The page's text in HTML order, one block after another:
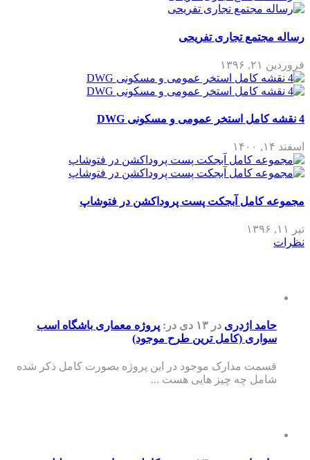
رساله مجتمع تجاری تفریحی
فروردین ۲۱, ۱۳۹۶
4 نقشه کامل استخر عمومی و مسکونی DWG
اسفند ۱۴, ۱۴۰۰
مجموعه کامل آبجکت پست پروداکشن در فتوشاپ
تیر ۱۱, ۱۳۹۶
نظرات
حامد اژدری در ۱۳ دی در: پروژه معماری باشگاه اسب
سواری (کامل ترین طرح موجود)
قسمت مدارک موجود در این پروژه بصورت کامل ذکر شده
شامل چه چیز هایی هست ...